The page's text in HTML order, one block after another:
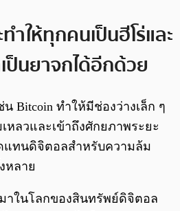
ำให้ทุกคนเป็นฮีโร่และ
ป็นยาจกได้อีกด้วย
Bitcoin ทำให้มีช่องว่างเล็ก ๆ
หลวและเข้าถึงศักยภาพระยะ
แทนดิจิตอลสำหรับความล้ม
หลาย
าในโลกของสินทรัพย์ดิจิตอล